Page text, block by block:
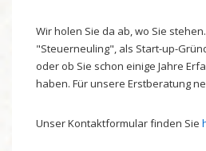
Wir holen Sie da ab, wo Sie
"Steuerneuling", als Start-up-
oder ob Sie schon einige Jahre
haben. Für unsere Erstberatung
Unser Kontaktformular finden Sie